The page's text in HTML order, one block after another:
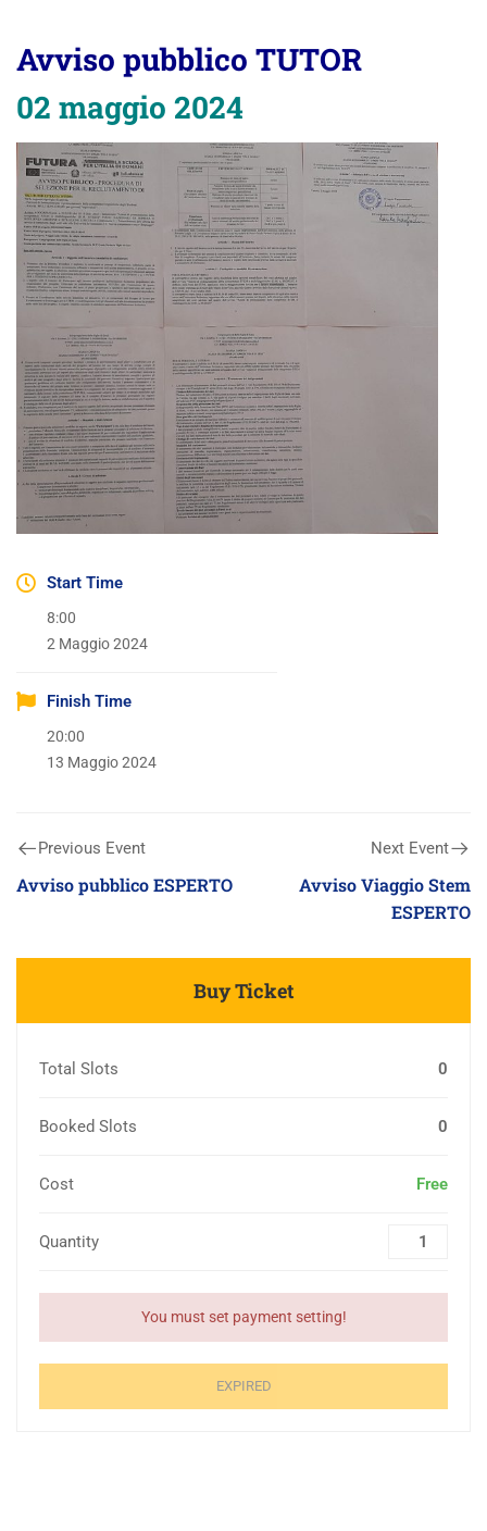
Avviso pubblico TUTOR
02 maggio 2024
Start Time
8:00
2 Maggio 2024
Finish Time
20:00
13 Maggio 2024
Previous Event
Avviso pubblico ESPERTO
Next Event
Avviso Viaggio Stem
ESPERTO
Buy Ticket
Total Slots 0
Booked Slots 0
Cost Free
Quantity
You must set payment setting!
EXPIRED